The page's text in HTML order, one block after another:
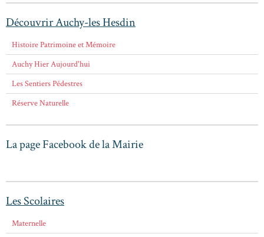
Découvrir Auchy-les Hesdin
Histoire Patrimoine et Mémoire
Auchy Hier Aujourd'hui
Les Sentiers Pédestres
Réserve Naturelle
La page Facebook de la Mairie
Les Scolaires
Maternelle